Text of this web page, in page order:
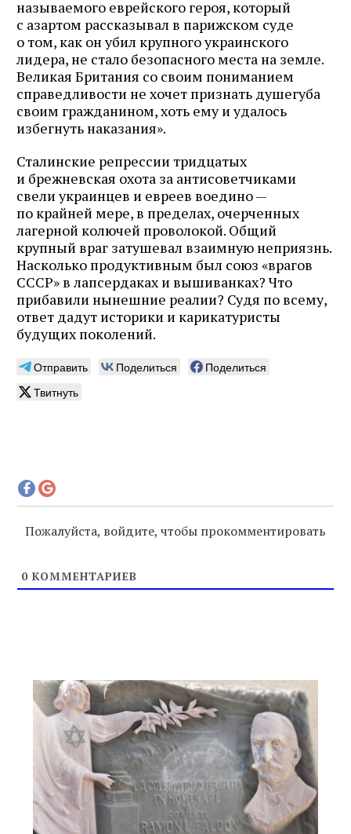
называемого еврейского героя, который
с азартом рассказывал в парижском суде
о том, как он убил крупного украинского
лидера, не стало безопасного места на земле.
Великая Британия со своим пониманием
справедливости не хочет признать душегуба
своим гражданином, хоть ему и удалось
избегнуть наказания».
Сталинские репрессии тридцатых
и брежневская охота за антисоветчиками
свели украинцев и евреев во­едино —
по крайней мере, в пределах, очерченных
лагерной колючей проволокой. Общий
крупный враг затушевал взаимную неприязнь.
Насколько продуктивным был союз «врагов
СССР» в лапсердаках и вышиванках? Что
прибавили нынешние реалии? Судя по всему,
ответ дадут историки и карикатуристы
будущих поколений.
Отправить Поделиться
Поделиться
Твитнуть
Пожалуйста, войдите, чтобы прокомментировать
0 КОММЕНТАРИЕВ